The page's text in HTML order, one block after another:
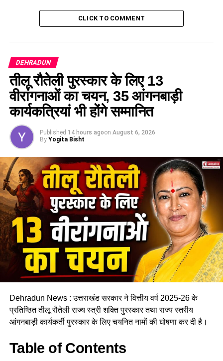
CLICK TO COMMENT
DEHRADUN
तीलू रौतेली पुरस्कार के लिए 13
वीरांगनाओं का चयन, 35 आंगनबाड़ी
कार्यकत्रियां भी होंगे सम्मानित
Published 14 hours agoon August 6, 2026
By Yogita Bisht
Dehradun News : उत्तराखंड सरकार ने वित्तीय वर्ष 2025-26 के
प्रतिष्ठित तीलू रौतेली राज्य स्त्री शक्ति पुरस्कार तथा राज्य स्तरीय
आंगनबाड़ी कार्यकर्ती पुरस्कार के लिए चयनित नामों की घोषणा कर दी है।
Table of Contents